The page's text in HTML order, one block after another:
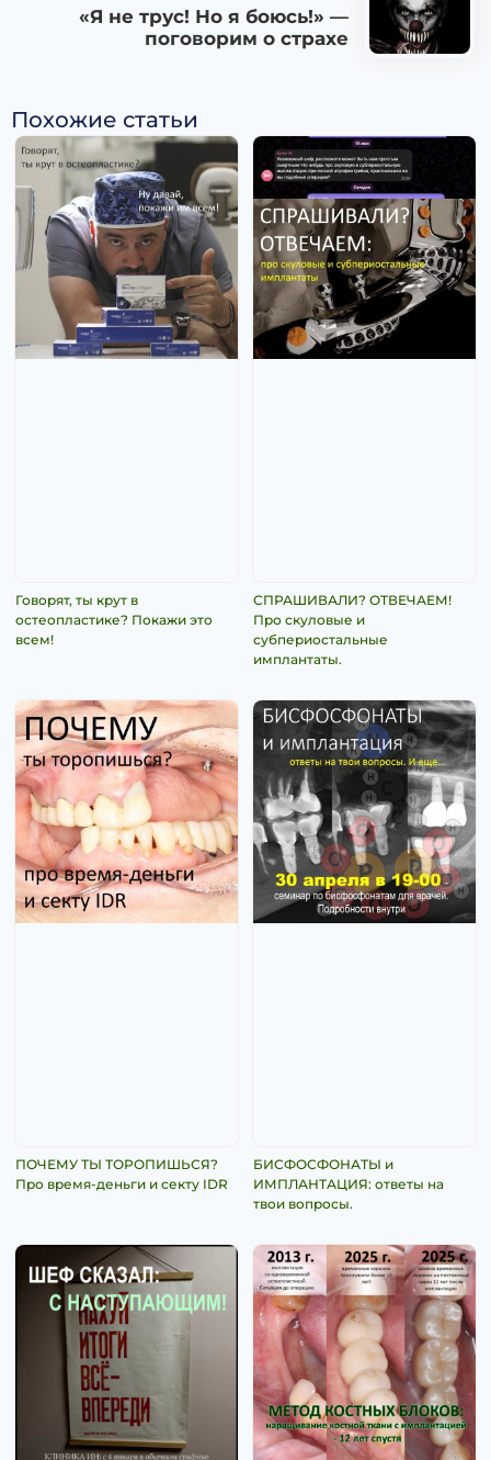
«Я не трус! Но я боюсь!» —
поговорим о страхе
Похожие статьи
Говорят, ты крут в
остеопластике? Покажи это
всем!
СПРАШИВАЛИ? ОТВЕЧАЕМ!
Про скуловые и
субпериостальные
имплантаты.
ПОЧЕМУ ТЫ ТОРОПИШЬСЯ?
Про время-деньги и секту IDR
БИСФОСФОНАТЫ и
ИМПЛАНТАЦИЯ: ответы на
твои вопросы.